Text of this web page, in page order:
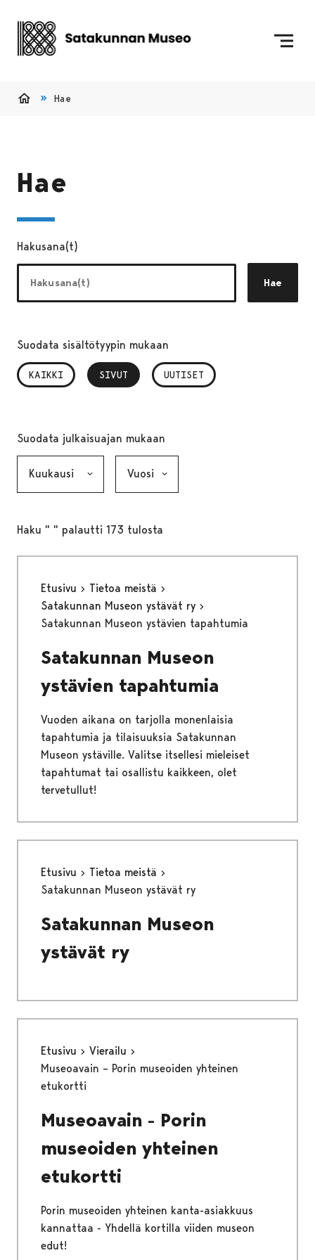
Hae
Hae
Hakusana(t)
Hae
Suodata sisältötyypin mukaan
KAIKKI SIVUT
, VALITTU UUTISET
Suodata julkaisuajan mukaan
Haku " " palautti 173 tulosta
Etusivu
Tietoa meistä
Satakunnan Museon ystävät ry
Satakunnan Museon ystävien tapahtumia
Satakunnan Museon
ystävien tapahtumia
Vuoden aikana on tarjolla monenlaisia
tapahtumia ja tilaisuuksia Satakunnan
Museon ystäville. Valitse itsellesi mieleiset
tapahtumat tai osallistu kaikkeen, olet
tervetullut!
Etusivu
Tietoa meistä
Satakunnan Museon ystävät ry
Satakunnan Museon
ystävät ry
Etusivu
Vierailu
Museoavain – Porin museoiden yhteinen
etukortti
Museoavain - Porin
museoiden yhteinen
etukortti
Porin museoiden yhteinen kanta-asiakkuus
kannattaa - Yhdellä kortilla viiden museon
edut!